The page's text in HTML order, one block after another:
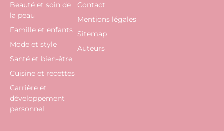
Beauté et soin de
la peau
Famille et enfants
Mode et style
Santé et bien-être
Cuisine et recettes
Carrière et
développement
personnel
Contact
Mentions légales
Sitemap
Auteurs